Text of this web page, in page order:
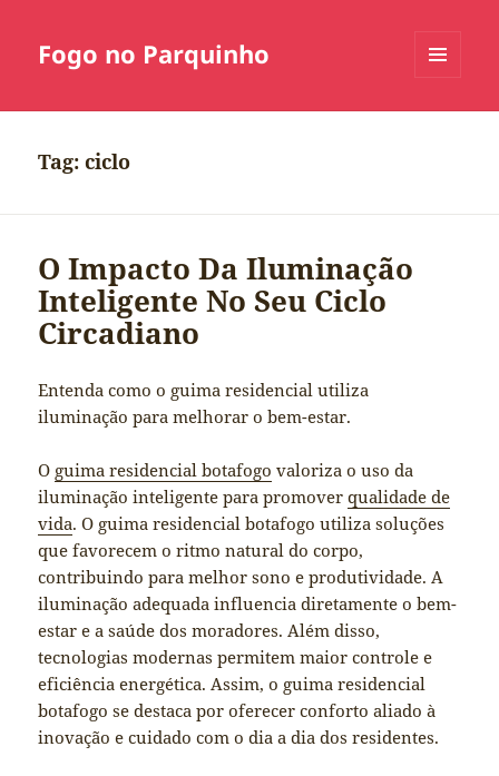
Fogo no Parquinho
Tag:ciclo
O Impacto Da Iluminação
Inteligente No Seu Ciclo
Circadiano
Entenda como o guima residencial utiliza
iluminação para melhorar o bem-estar.
O guima residencial botafogo valoriza o uso da
iluminação inteligente para promoverqualidade de
vida. O guima residencial botafogo utiliza soluções
que favorecem o ritmo natural do corpo,
contribuindo para melhor sono e produtividade. A
iluminação adequada influencia diretamente o bem-
estar e a saúde dos moradores. Além disso,
tecnologias modernas permitem maior controle e
eficiência energética. Assim, o guima residencial
botafogo se destaca por oferecer conforto aliado à
inovação e cuidado com o dia a dia dos residentes.